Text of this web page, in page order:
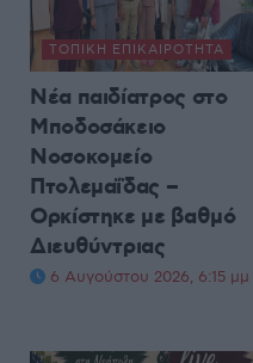
ΤΟΠΙΚΉ ΕΠΙΚΑΙΡΌΤΗΤΑ
Νέα παιδίατρος στο
Μποδοσάκειο
Νοσοκομείο
Πτολεμαΐδας –
Ορκίστηκε με βαθμό
Διευθύντριας
6 Αυγούστου 2026, 6:15 μμ